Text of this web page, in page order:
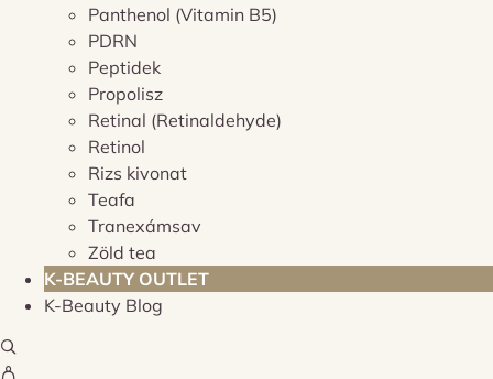
Panthenol (Vitamin B5)
PDRN
Peptidek
Propolisz
Retinal (Retinaldehyde)
Retinol
Rizs kivonat
Teafa
Tranexámsav
Zöld tea
K-BEAUTY OUTLET
K-Beauty Blog